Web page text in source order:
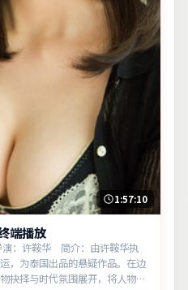
1:57:10
端播放
：许鞍华 简介：由许鞍华执
，为泰国出品的悬疑作品。在边
抉择与时代氛围展开，将人物推